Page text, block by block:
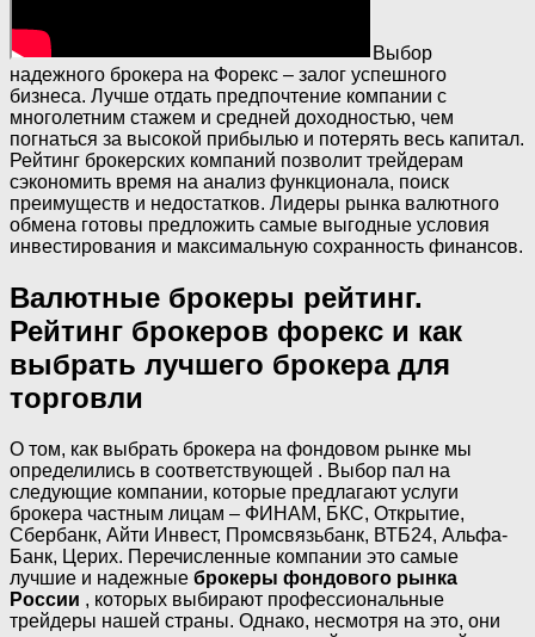
Выбор
надежного брокера на Форекс – залог успешного
бизнеса. Лучше отдать предпочтение компании с
многолетним стажем и средней доходностью, чем
погнаться за высокой прибылью и потерять весь капитал.
Рейтинг брокерских компаний позволит трейдерам
сэкономить время на анализ функционала, поиск
преимуществ и недостатков. Лидеры рынка валютного
обмена готовы предложить самые выгодные условия
инвестирования и максимальную сохранность финансов.
Валютные брокеры рейтинг.
Рейтинг брокеров форекс и как
выбрать лучшего брокера для
торговли
О том, как выбрать брокера на фондовом рынке мы
определились в соответствующей . Выбор пал на
следующие компании, которые предлагают услуги
брокера частным лицам – ФИНАМ, БКС, Открытие,
Сбербанк, Айти Инвест, Промсвязьбанк, ВТБ24, Альфа-
Банк, Церих. Перечисленные компании это самые
лучшие и надежные брокеры фондового рынка
России , которых выбирают профессиональные
трейдеры нашей страны. Однако, несмотря на это, они